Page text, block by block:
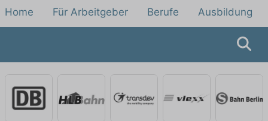
Home Für Arbeitgeber Berufe Ausbildung